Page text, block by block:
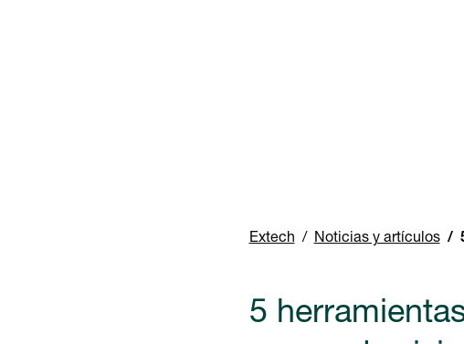
Extech Noticias y artículos
5